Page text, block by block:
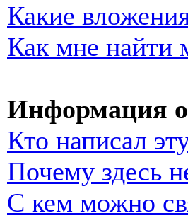
Какие
Как мне найти
Информация
Кто написал
Почему здесь
С кем можно